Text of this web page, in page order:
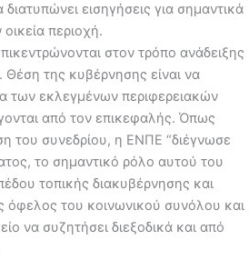
διατυπώνει εισηγήσεις για σημαντικά
περιοχή.
στον τρόπο ανάδειξης
Θέση της κυβέρνησης είναι να
των εκλεγμένων περιφερειακών
από τον επικεφαλής. Όπως
του συνεδρίου, η ΕΝΠΕ “διέγνωσε
το σημαντικό ρόλο αυτού του
τοπικής διακυβέρνησης και
όφελος του κοινωνικού συνόλου και
να συζητήσει διεξοδικά και από